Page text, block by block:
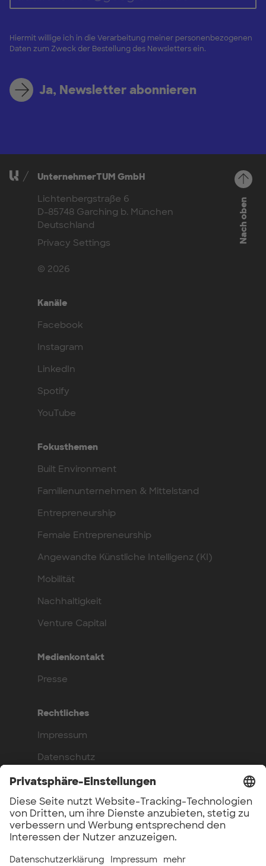
Hiermit willige ich in die Verarbeitung meiner personenbezogenen
Daten zum Zweck der Bestellung des Newsletters ein.
Ja, Newsletter abonnieren
UnternehmerTUM GmbH
Lichtenbergstraße 6
D-85748 Garching b. München
Deutschland
Privacy Settings
© 2026
Kanäle
Facebook
Instagram
LinkedIn
Spotify
YouTube
Fokusthemen
Built Environment
Familienunternehmen & Mittelstand
Entrepreneurship
Female Entrepreneurship
Angewandte Künstliche Intelligenz (KI)
Mobilität
Nachhaltigkeit
Venture Capital
Medienkontakt
Presse
Rechtliches
Impressum
Datenschutz
Compliance
Arbeite bei uns
Benefits
Offene Stellen
Nach oben